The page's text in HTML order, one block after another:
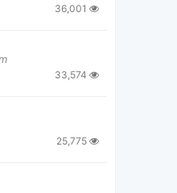
36,001
33,574
25,775